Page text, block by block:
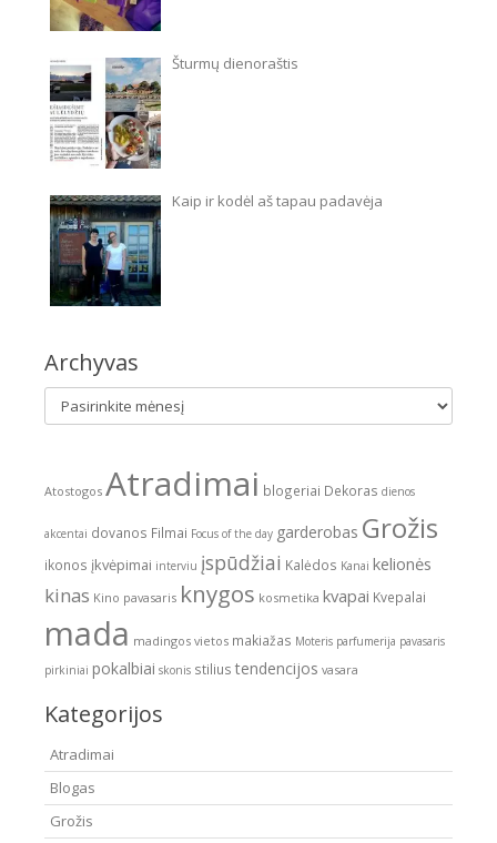
Šturmų dienoraštis
Kaip ir kodėl aš tapau padavėja
Archyvas
Archyvas
Atostogos Atradimai blogeriai Dekoras dienos
akcentai dovanos Filmai Focus of the day garderobas Grožis
ikonos įkvėpimai interviu įspūdžiai Kalėdos Kanai kelionės
kinas Kino pavasaris knygos kosmetika kvapai Kvepalai
mada madingos vietos makiažas Moteris parfumerija pavasaris
pirkiniai pokalbiai skonis stilius tendencijos vasara
Kategorijos
Atradimai
Blogas
Grožis